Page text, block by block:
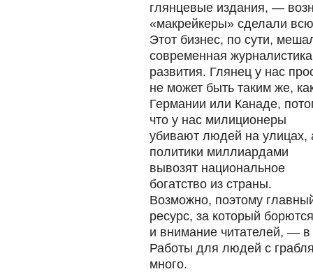
глянцевые издания, —
«макрейкеры» сделали
Этот бизнес, по сути,
современная
развития. Глянец у нас
не может быть таким же,
Германии или Канаде,
что у нас милиционеры
убивают людей на улицах,
политики миллиардами
вывозят национальное
богатство из страны.
Возможно, поэтому
ресурс, за который
и внимание читателей, —
Работы для людей с
много.